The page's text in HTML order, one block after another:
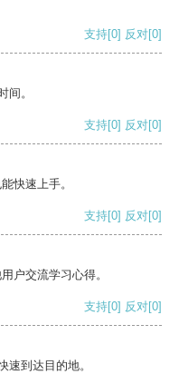
支持[0] 反对[0]
间。
支持[0] 反对[0]
快速上手。
支持[0] 反对[0]
户交流学习心得。
支持[0] 反对[0]
速到达目的地。